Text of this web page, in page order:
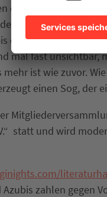
einem Jungen zu
die
ein
mal fast
ist wie zuvor.
einen Sog, der
statt und wird
zahlen gegen